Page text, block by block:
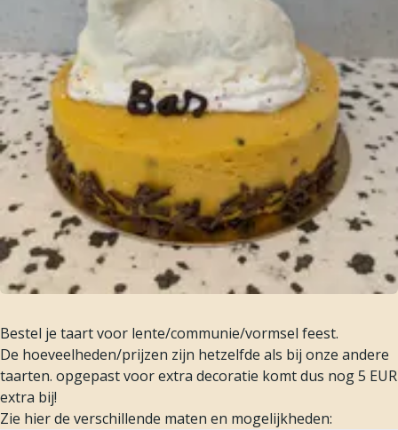
Bestel je taart voor lente/communie/vormsel feest.
De hoeveelheden/prijzen zijn hetzelfde als bij onze andere
taarten. opgepast voor extra decoratie komt dus nog 5 EUR
extra bij!
Zie hier de verschillende maten en mogelijkheden: